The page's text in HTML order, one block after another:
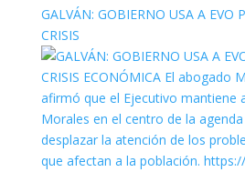
GALVÁN: GOBIERNO USA A EVO
CRISIS